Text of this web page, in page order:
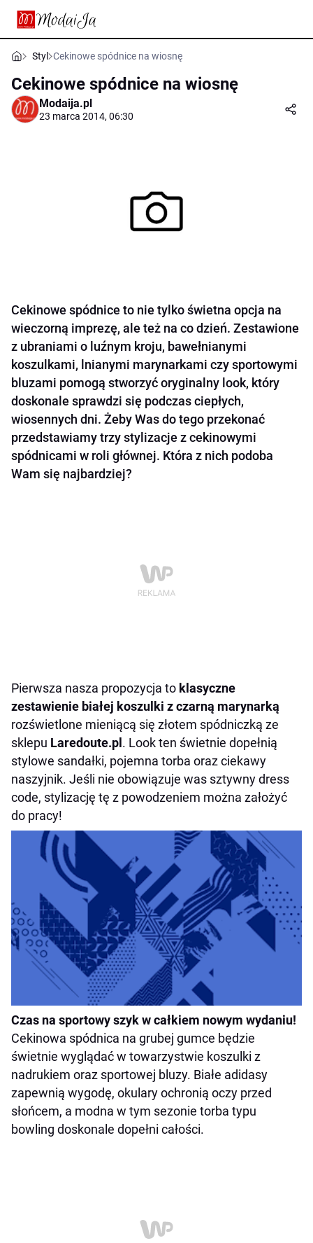
Styl Cekinowe spódnice na wiosnę
Cekinowe spódnice na wiosnę
Modaija.pl
23 marca 2014, 06:30
Cekinowe spódnice to nie tylko świetna opcja na
wieczorną imprezę, ale też na co dzień. Zestawione
z ubraniami o luźnym kroju, bawełnianymi
koszulkami, lnianymi marynarkami czy sportowymi
bluzami pomogą stworzyć oryginalny look, który
doskonale sprawdzi się podczas ciepłych,
wiosennych dni. Żeby Was do tego przekonać
przedstawiamy trzy stylizacje z cekinowymi
spódnicami w roli głównej. Która z nich podoba
Wam się najbardziej?
Pierwsza nasza propozycja to klasyczne
zestawienie białej koszulki z czarną marynarką
rozświetlone mieniącą się złotem spódniczką ze
sklepu Laredoute.pl . Look ten świetnie dopełnią
stylowe sandałki, pojemna torba oraz ciekawy
naszyjnik. Jeśli nie obowiązuje was sztywny dress
code, stylizację tę z powodzeniem można założyć
do pracy!
Czas na sportowy szyk w całkiem nowym wydaniu!
Cekinowa spódnica na grubej gumce będzie
świetnie wyglądać w towarzystwie koszulki z
nadrukiem oraz sportowej bluzy. Białe adidasy
zapewnią wygodę, okulary ochronią oczy przed
słońcem, a modna w tym sezonie torba typu
bowling doskonale dopełni całości.